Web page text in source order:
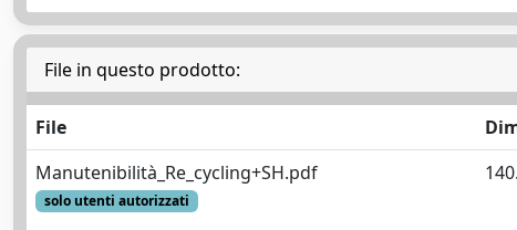
File in questo prodotto:
File
Manutenibilità_Re_cycling+SH.pdf
solo utenti autorizzati